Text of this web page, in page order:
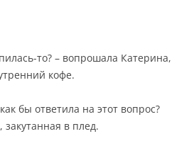
то? – вопрошала Катерина,
кофе.
бы ответила на этот вопрос?
в плед.